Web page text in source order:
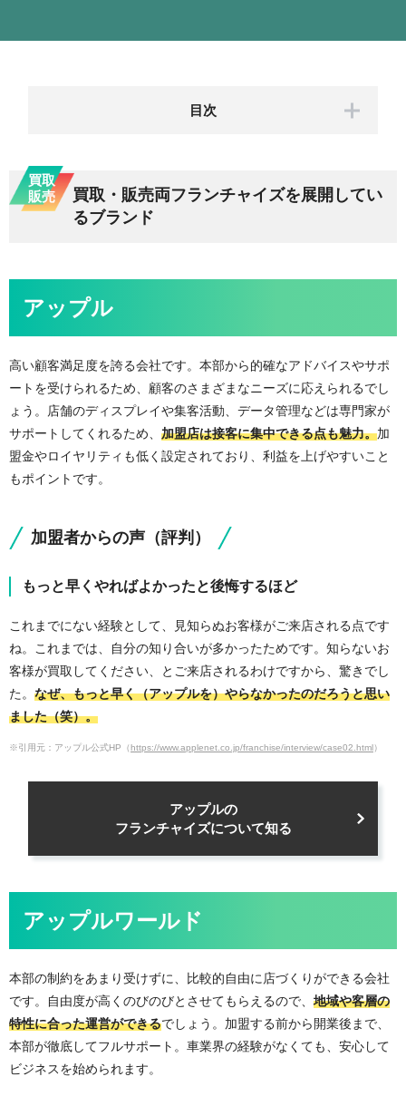
買取・販売両フランチャイズを展開してい
るブランド
アップル
高い顧客満足度を誇る会社です。本部から的確なアドバイスやサポ
ートを受けられるため、顧客のさまざまなニーズに応えられるでし
ょう。店舗のディスプレイや集客活動、データ管理などは専門家が
サポートしてくれるため、 加盟店は接客に集中できる点も魅力。加
盟金やロイヤリティも低く設定されており、利益を上げやすいこと
もポイントです。
加盟者からの声（評判）
もっと早くやればよかったと後悔するほど
これまでにない経験として、見知らぬお客様がご来店される点です
ね。これまでは、自分の知り合いが多かったためです。知らないお
客様が買取してください、とご来店されるわけですから、驚きでし
た。 なぜ、もっと早く（アップルを）やらなかったのだろうと思い
ました（笑）。
※引用元：アップル公式HP（https://www.applenet.co.jp/franchise/interview/case02.html）
アップルの
フランチャイズについて知る
アップルワールド
本部の制約をあまり受けずに、比較的自由に店づくりができる会社
です。自由度が高くのびのびとさせてもらえるので、 地域や客層の
特性に合った運営ができるでしょう。加盟する前から開業後まで、
本部が徹底してフルサポート。車業界の経験がなくても、安心して
ビジネスを始められます。